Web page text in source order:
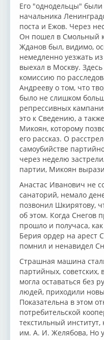
Его "однодельцы"
начальника
поста и Ежов. Через
Он пошел в Смольный
Жданов был, видимо,
немедленно уезжать
выехал в Москву.
комиссию по
Андрееву о том, что
было не слишком
репрессивных
это к Сведению, а
Микоян, которому
его рассказ. О
самоубийстве
через неделю
партии, Микоян
Анастас Иванович не
санаторий, немало
позвонил Шкирятову,
об этом. Когда Снегов
прошло и получаса,
Берия ордер на арест
помнил и ненавидел
Страшная машина
партийных,
могла оставаться без
людей, приходили
Показательна в этом
потребительской
текстильный
им. А. И. Желябова, Но